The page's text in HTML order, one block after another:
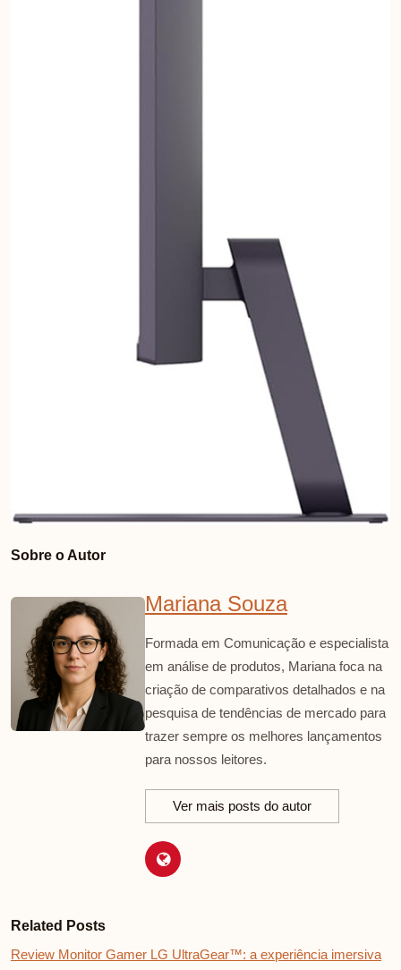
Sobre o Autor
Mariana Souza
Formada em Comunicação e especialista
em análise de produtos, Mariana foca na
criação de comparativos detalhados e na
pesquisa de tendências de mercado para
trazer sempre os melhores lançamentos
para nossos leitores.
Ver mais posts do autor
Related Posts
Review Monitor Gamer LG UltraGear™: a experiência imersiva